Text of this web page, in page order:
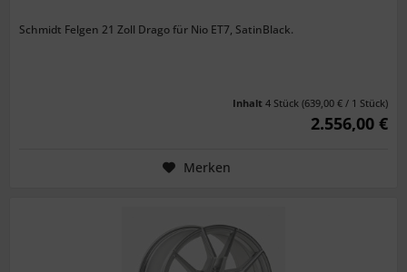
Schmidt Felgen 21 Zoll Drago für Nio ET7, SatinBlack.
Inhalt 4 Stück (639,00 € / 1 Stück)
2.556,00 €
Merken